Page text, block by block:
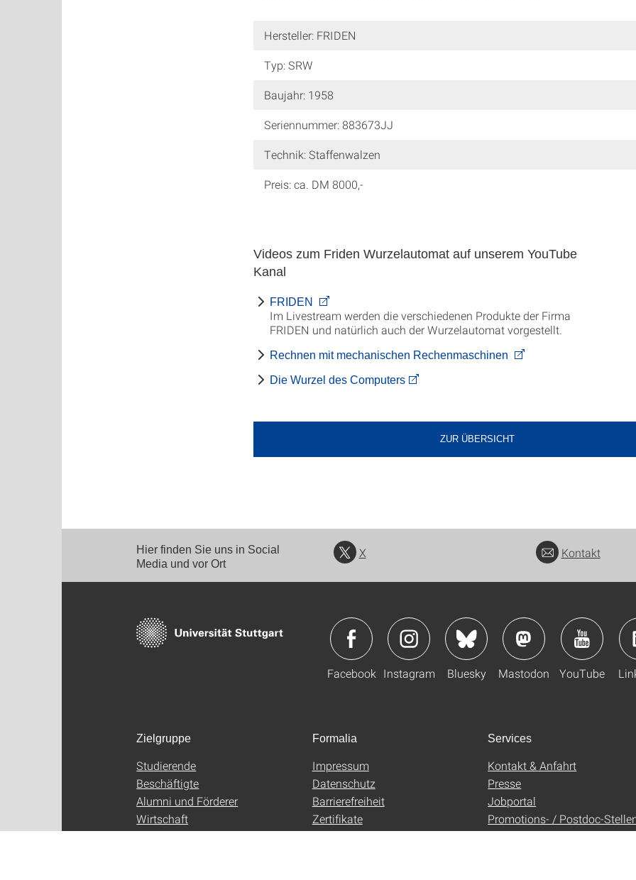
Hersteller: FRIDEN
Typ: SRW
Baujahr: 1958
Seriennummer: 883673JJ
Technik: Staffenwalzen
Preis: ca. DM 8000,-
Videos zum Friden Wurzelautomat auf unserem YouTube
Kanal
FRIDEN
Im Livestream werden die verschiedenen Produkte der Firma
FRIDEN und natürlich auch der Wurzelautomat vorgestellt.
Rechnen mit mechanischen Rechenmaschinen
Die Wurzel des Computers
ZUR ÜBERSICHT
Hier finden Sie uns in Social
Media und vor Ort
X Kontakt
Facebook Instagram Bluesky Mastodon YouTube
Zielgruppe
Studierende
Beschäftigte
Alumni und Förderer
Wirtschaft
Formalia
Impressum
Datenschutz
Barrierefreiheit
Zertifikate
AGB
Services
Kontakt & Anfahrt
Presse
Jobportal
Promotions- / Postdoc-
Uni-Shop